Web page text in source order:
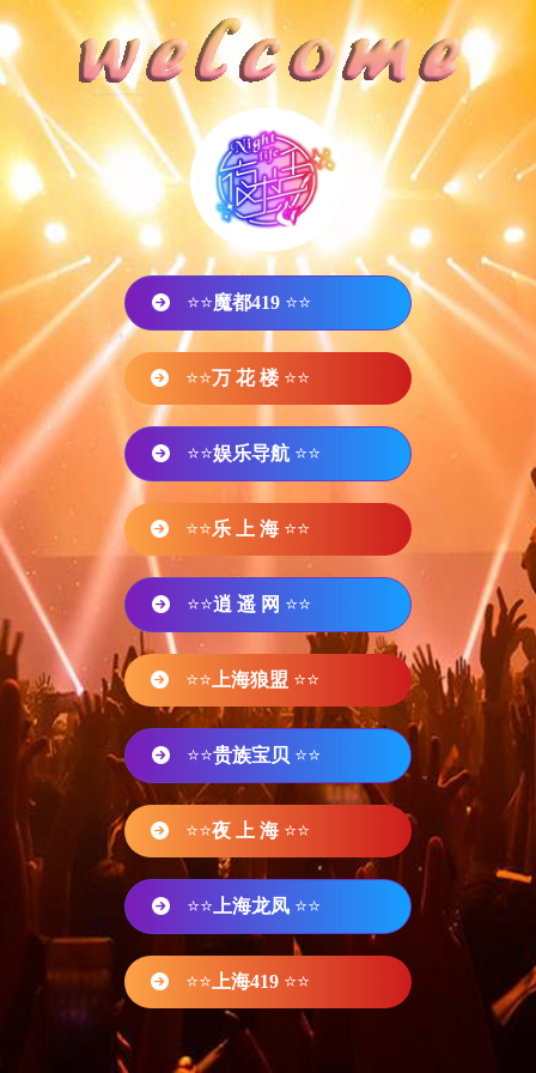
⭐⭐魔都419 ⭐⭐
⭐⭐万 花 楼 ⭐⭐
⭐⭐娱乐导航 ⭐⭐
⭐⭐乐 上 海 ⭐⭐
⭐⭐逍 遥 网 ⭐⭐
⭐⭐ 上海狼盟 ⭐⭐
⭐⭐贵族宝贝 ⭐⭐
⭐⭐夜 上 海 ⭐⭐
⭐⭐ 上海龙凤 ⭐⭐
⭐⭐ 上海419 ⭐⭐